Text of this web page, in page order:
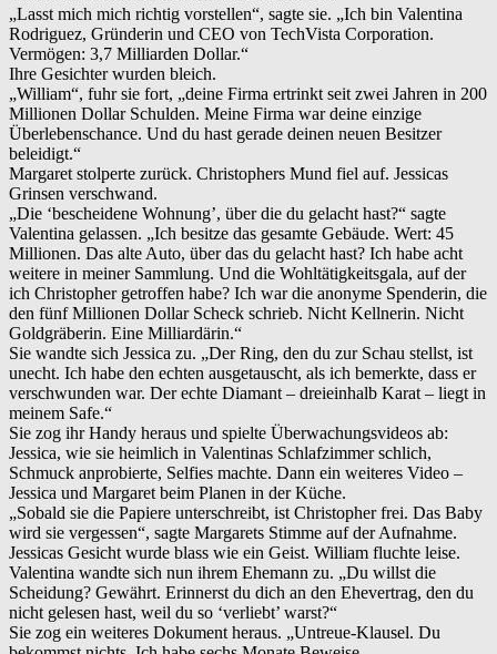
„Lasst mich mich richtig vorstellen“, sagte sie. „Ich bin Valentina
Rodriguez, Gründerin und CEO von TechVista Corporation.
Vermögen: 3,7 Milliarden Dollar.“
Ihre Gesichter wurden bleich.
„William“, fuhr sie fort, „deine Firma ertrinkt seit zwei Jahren in 200
Millionen Dollar Schulden. Meine Firma war deine einzige
Überlebenschance. Und du hast gerade deinen neuen Besitzer
beleidigt.“
Margaret stolperte zurück. Christophers Mund fiel auf. Jessicas
Grinsen verschwand.
„Die ‘bescheidene Wohnung’, über die du gelacht hast?“ sagte
Valentina gelassen. „Ich besitze das gesamte Gebäude. Wert: 45
Millionen. Das alte Auto, über das du gelacht hast? Ich habe acht
weitere in meiner Sammlung. Und die Wohltätigkeitsgala, auf der
ich Christopher getroffen habe? Ich war die anonyme Spenderin, die
den fünf Millionen Dollar Scheck schrieb. Nicht Kellnerin. Nicht
Goldgräberin. Eine Milliardärin.“
Sie wandte sich Jessica zu. „Der Ring, den du zur Schau stellst, ist
unecht. Ich habe den echten ausgetauscht, als ich bemerkte, dass er
verschwunden war. Der echte Diamant – dreieinhalb Karat – liegt in
meinem Safe.“
Sie zog ihr Handy heraus und spielte Überwachungsvideos ab:
Jessica, wie sie heimlich in Valentinas Schlafzimmer schlich,
Schmuck anprobierte, Selfies machte. Dann ein weiteres Video –
Jessica und Margaret beim Planen in der Küche.
„Sobald sie die Papiere unterschreibt, ist Christopher frei. Das Baby
wird sie vergessen“, sagte Margarets Stimme auf der Aufnahme.
Jessicas Gesicht wurde blass wie ein Geist. William fluchte leise.
Valentina wandte sich nun ihrem Ehemann zu. „Du willst die
Scheidung? Gewährt. Erinnerst du dich an den Ehevertrag, den du
nicht gelesen hast, weil du so ‘verliebt’ warst?“
Sie zog ein weiteres Dokument heraus. „Untreue-Klausel. Du